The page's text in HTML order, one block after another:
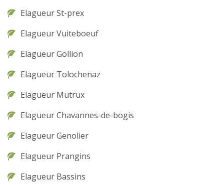
Elagueur St-prex
Elagueur Vuiteboeuf
Elagueur Gollion
Elagueur Tolochenaz
Elagueur Mutrux
Elagueur Chavannes-de-bogis
Elagueur Genolier
Elagueur Prangins
Elagueur Bassins